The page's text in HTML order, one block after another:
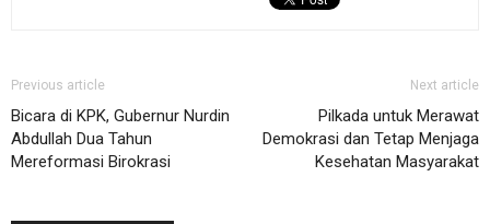
Previous article
Bicara di KPK, Gubernur Nurdin
Abdullah Dua Tahun
Mereformasi Birokrasi
Next article
Pilkada untuk Merawat
Demokrasi dan Tetap Menjaga
Kesehatan Masyarakat